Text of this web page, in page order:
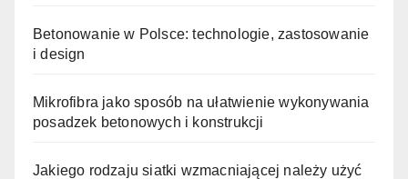
Betonowanie w Polsce: technologie, zastosowanie
i design
Mikrofibra jako sposób na ułatwienie wykonywania
posadzek betonowych i konstrukcji
Jakiego rodzaju siatki wzmacniającej należy użyć